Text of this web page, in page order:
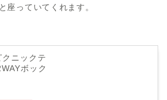
座っていてくれます。
ニックテ
ボック